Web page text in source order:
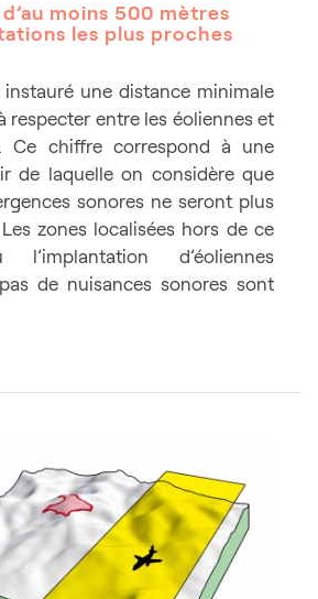
moins 500 mètres
les plus proches
instauré une distance minimale
respecter entre les éoliennes et
Ce chiffre correspond à une
de laquelle on considère que
sonores ne seront plus
zones localisées hors de ce
d’éoliennes
de nuisances sonores sont